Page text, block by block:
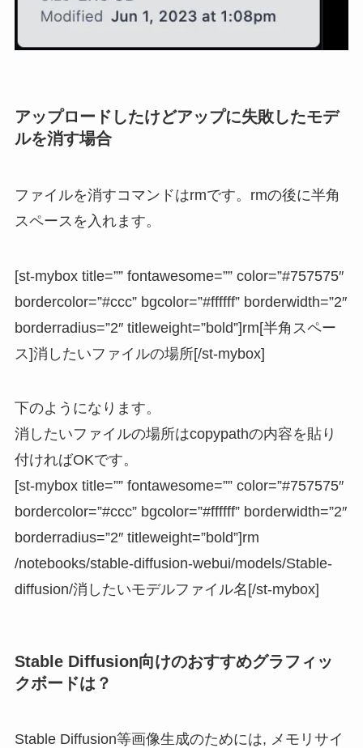
アップロードしたけどアップに失敗したモデ
ルを消す場合
ファイルを消すコマンドはrmです。rmの後に半角
スペースを入れます。
[st-mybox title=”” fontawesome=”” color=”#757575″
bordercolor=”#ccc” bgcolor=”#ffffff” borderwidth=”2″
borderradius=”2″ titleweight=”bold”]rm[半角スペー
ス]消したいファイルの場所[/st-mybox]
下のようになります。
消したいファイルの場所はcopypathの内容を貼り
付ければOKです。
[st-mybox title=”” fontawesome=”” color=”#757575″
bordercolor=”#ccc” bgcolor=”#ffffff” borderwidth=”2″
borderradius=”2″ titleweight=”bold”]rm
/notebooks/stable-diffusion-webui/models/Stable-
diffusion/消したいモデルファイル名[/st-mybox]
Stable Diffusion向けのおすすめグラフィッ
クボードは？
Stable Diffusion等画像生成のためには, メモリサイ